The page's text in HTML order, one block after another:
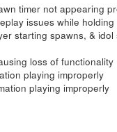
timer not appearing
issues while holding
starting spawns, &
loss of functionality
playing improperly
playing improperly